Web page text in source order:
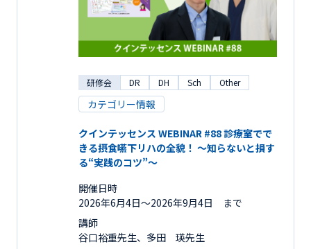
研修会 DR DH Sch Other
カテゴリー情報
クインテッセンス WEBINAR #88 診療室でで
きる摂食嚥下リハの全貌！ ～知らないと損す
る“実践のコツ”～
開催日時
2026年6月4日〜2026年9月4日 まで
講師
谷口裕重先生、多田 瑛先生